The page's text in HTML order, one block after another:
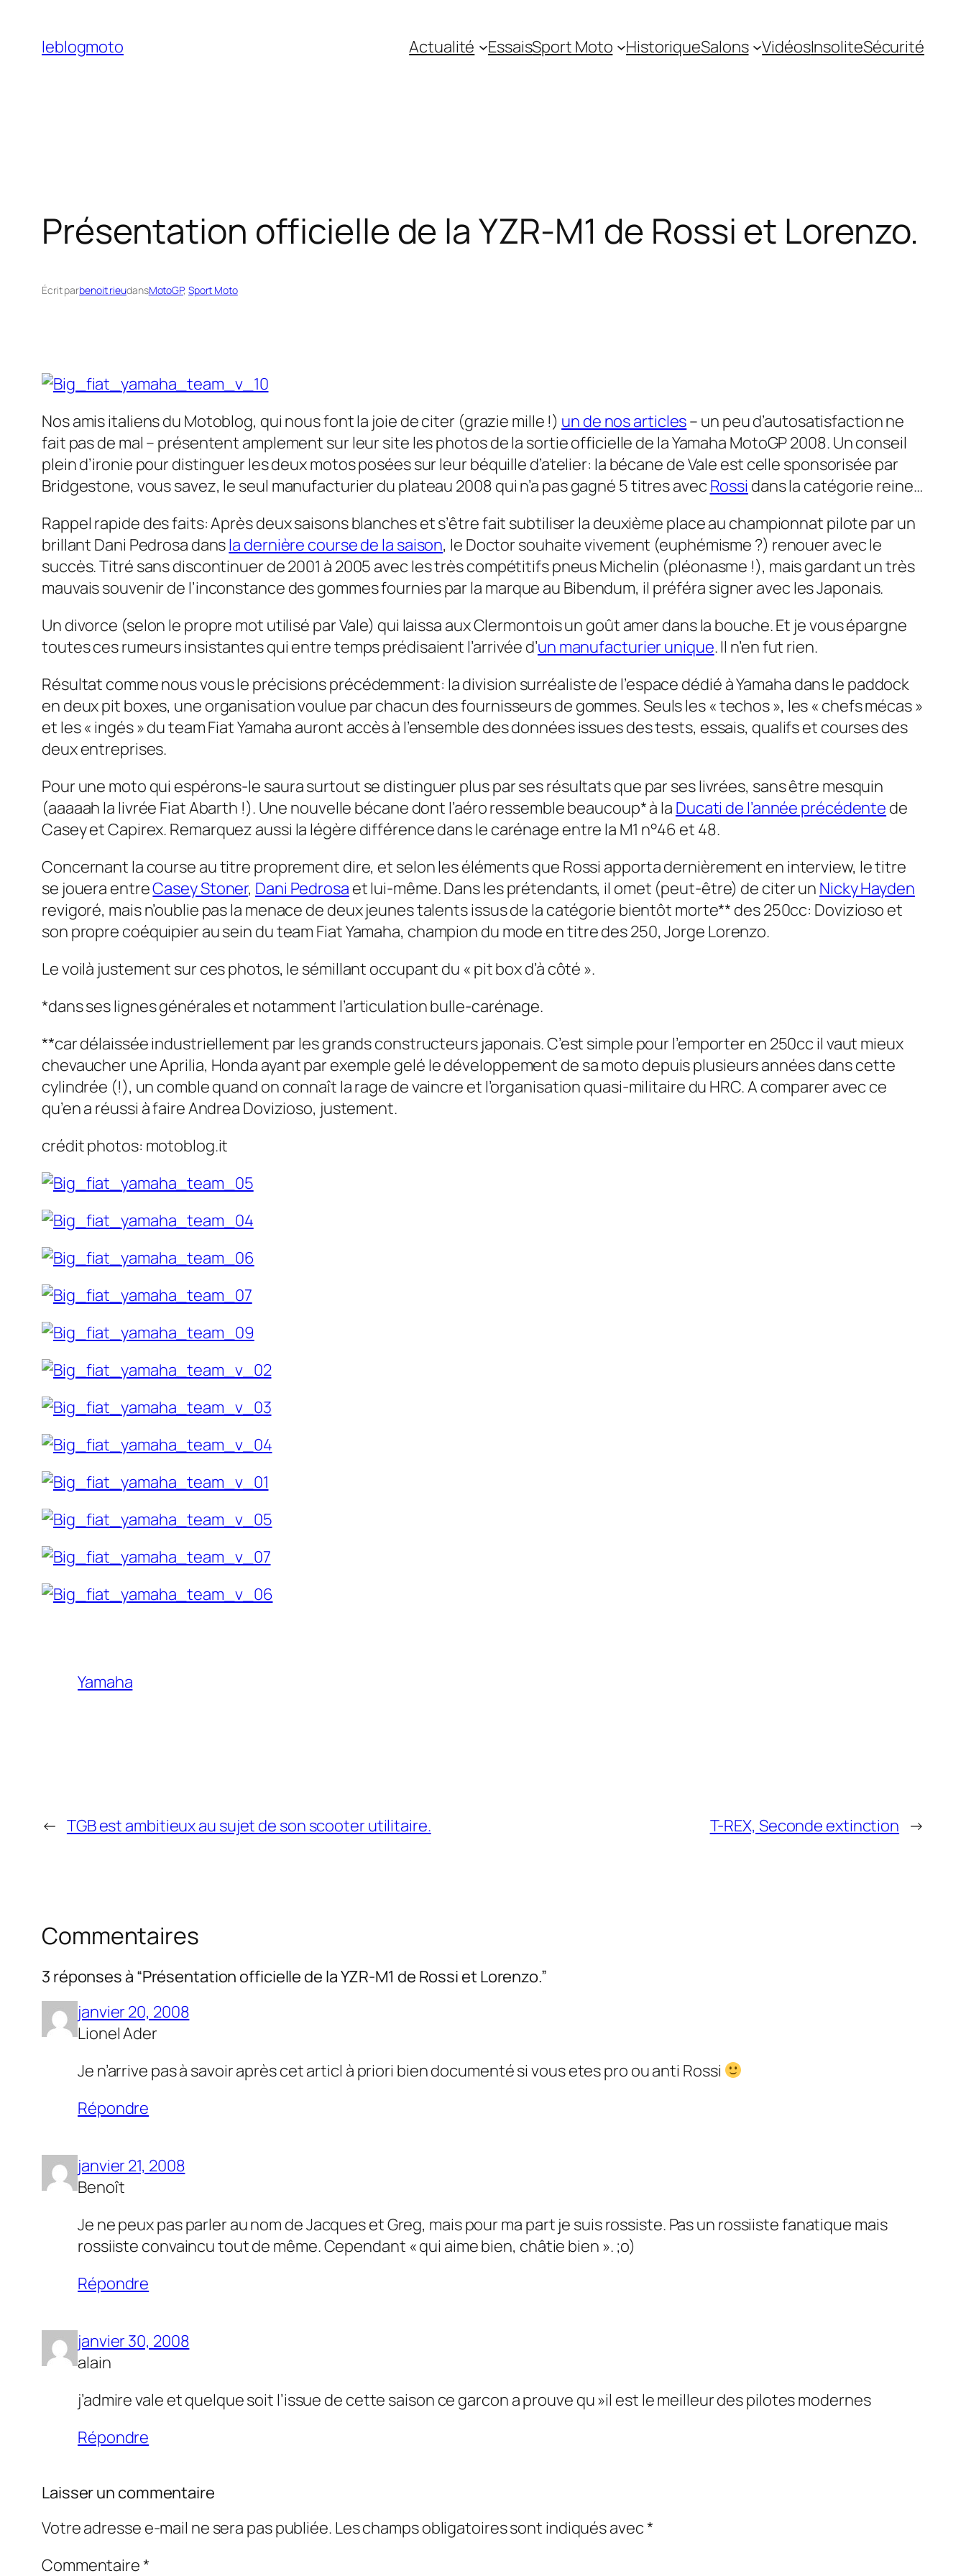
contenu
leblogmoto Actualité EssaisSport Moto HistoriqueSalons VidéosInsoliteSécurité
Présentation officielle de la YZR-M1 de Rossi et Lorenzo.
Écrit parbenoit rieudansMotoGP, Sport Moto
Nos amis italiens du Motoblog, qui nous font la joie de citer (grazie mille !) un de nos articles– un peu d’autosatisfaction ne
fait pas de mal – présentent amplement sur leur site les photos de la sortie officielle de la Yamaha MotoGP 2008. Un conseil
plein d’ironie pour distinguer les deux motos posées sur leur béquille d’atelier: la bécane de Vale est celle sponsorisée par
Bridgestone, vous savez, le seul manufacturier du plateau 2008 qui n’a pas gagné 5 titres avec Rossi dans la catégorie reine…
Rappel rapide des faits: Après deux saisons blanches et s’être fait subtiliser la deuxième place au championnat pilote par un
brillant Dani Pedrosa dansla dernière course de la saison, le Doctor souhaite vivement (euphémisme ?) renouer avec le
succès. Titré sans discontinuer de 2001 à 2005 avec les très compétitifs pneus Michelin (pléonasme !), mais gardant un très
mauvais souvenir de l’inconstance des gommes fournies par la marque au Bibendum, il préféra signer avec les Japonais.
Un divorce (selon le propre mot utilisé par Vale) qui laissa aux Clermontois un goût amer dans la bouche. Et je vous épargne
toutes ces rumeurs insistantes qui entre temps prédisaient l’arrivée d’un manufacturier unique. Il n’en fut rien.
Résultat comme nous vous le précisions précédemment: la division surréaliste de l’espace dédié à Yamaha dans le paddock
en deuxpit boxes, une organisation voulue par chacun des fournisseurs de gommes. Seuls les « techos », les « chefs mécas »
et les « ingés » du team Fiat Yamaha auront accès à l’ensemble des données issues des tests, essais, qualifs et courses des
deux entreprises.
Pour une moto qui espérons-le saura surtout se distinguer plus par ses résultats que par ses livrées, sans être mesquin
(aaaaah la livrée Fiat Abarth !). Une nouvelle bécane dont l’aéro ressemble beaucoup* à la Ducati de l’année précédente de
Casey et Capirex. Remarquez aussi la légère différence dans le carénage entre la M1 n°46 et 48.
Concernant la course au titre proprement dire, et selon les éléments que Rossi apporta dernièrement en interview, le titre
se jouera entreCasey Stoner, Dani Pedrosa et lui-même. Dans les prétendants, il omet (peut-être) de citer un Nicky Hayden
revigoré, mais n’oublie pas la menace de deux jeunes talents issus de la catégorie bientôt morte** des 250cc: Dovizioso et
son propre coéquipier au sein du team Fiat Yamaha, champion du mode en titre des 250, Jorge Lorenzo.
Le voilà justement sur ces photos, le sémillant occupant du « pit box d’à côté ».
*dans ses lignes générales et notamment l’articulation bulle-carénage.
**car délaissée industriellement par les grands constructeurs japonais. C’est simple pour l’emporter en 250cc il vaut mieux
chevaucher une Aprilia, Honda ayant par exemple gelé le développement de sa moto depuis plusieurs années dans cette
cylindrée (!), un comble quand on connaît la rage de vaincre et l’organisation quasi-militaire du HRC. A comparer avec ce
qu’en a réussi à faire Andrea Dovizioso, justement.
crédit photos: motoblog.it
Yamaha
← TGB est ambitieux au sujet de son scooter utilitaire. T-REX, Seconde extinction →
Commentaires
3 réponses à “Présentation officielle de la YZR-M1 de Rossi et Lorenzo.”
janvier 20, 2008
Lionel Ader
Je n’arrive pas à savoir après cet articl à priori bien documenté si vous etes pro ou anti Rossi
Répondre
janvier 21, 2008
Benoît
Je ne peux pas parler au nom de Jacques et Greg, mais pour ma part je suis rossiste. Pas un rossiiste fanatique mais
rossiiste convaincu tout de même. Cependant « qui aime bien, châtie bien ». ;o)
Répondre
janvier 30, 2008
alain
j’admire vale et quelque soit l’issue de cette saison ce garcon a prouve qu »il est le meilleur des pilotes modernes
Répondre
Laisser un commentaire
Votre adresse e-mail ne sera pas publiée. Les champs obligatoires sont indiqués avec*
Commentaire*